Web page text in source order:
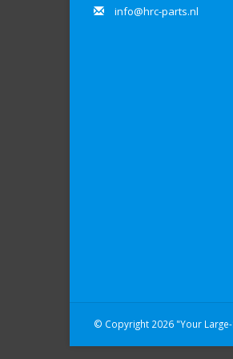
info@hrc-parts.nl
© Copyright 2026 "Your